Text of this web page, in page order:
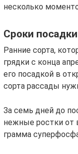
несколько
Сроки посадки
Ранние сорта,
грядки с конца
его посадкой в
сорта рассады
За семь дней до
нежные ростки от
грамма